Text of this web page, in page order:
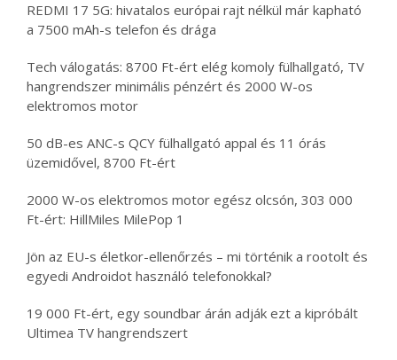
REDMI 17 5G: hivatalos európai rajt nélkül már kapható
a 7500 mAh-s telefon és drága
Tech válogatás: 8700 Ft-ért elég komoly fülhallgató, TV
hangrendszer minimális pénzért és 2000 W-os
elektromos motor
50 dB-es ANC-s QCY fülhallgató appal és 11 órás
üzemidővel, 8700 Ft-ért
2000 W-os elektromos motor egész olcsón, 303 000
Ft-ért: HillMiles MilePop 1
Jön az EU-s életkor-ellenőrzés – mi történik a rootolt és
egyedi Androidot használó telefonokkal?
19 000 Ft-ért, egy soundbar árán adják ezt a kipróbált
Ultimea TV hangrendszert